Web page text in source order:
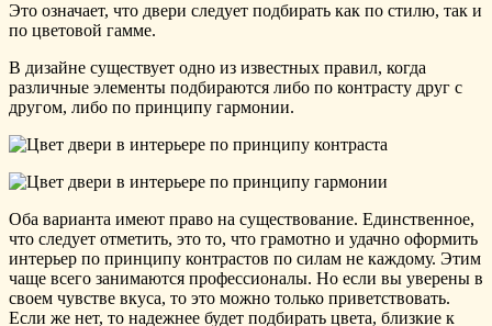
Это означает, что двери следует подбирать как по стилю, так и
по цветовой гамме.
В дизайне существует одно из известных правил, когда
различные элементы подбираются либо по контрасту друг с
другом, либо по принципу гармонии.
Оба варианта имеют право на существование. Единственное,
что следует отметить, это то, что грамотно и удачно оформить
интерьер по принципу контрастов по силам не каждому. Этим
чаще всего занимаются профессионалы. Но если вы уверены в
своем чувстве вкуса, то это можно только приветствовать.
Если же нет, то надежнее будет подбирать цвета, близкие к